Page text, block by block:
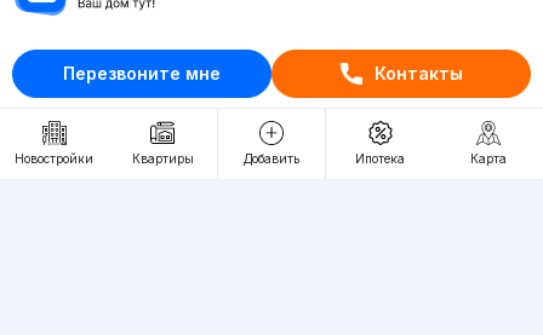
Перезвоните мне Контакты
Новостройки Квартиры Добавить Ипотека Карта
Отдел рекламы
+998 (78) 113-20-86
+998 (93) 390-30-10
Пн-Пт. С 9:30 до 18:00